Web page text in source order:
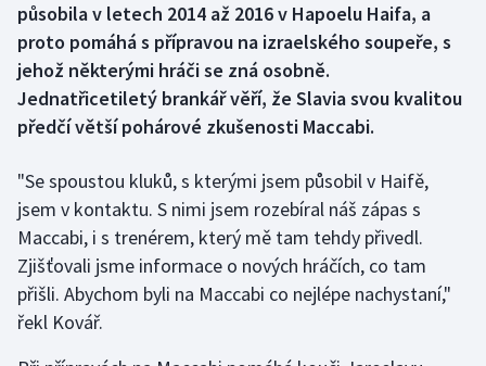
Dostihy
Florbal
Futsal
Golf
Gymnastika
Házená
působila v letech 2014 až 2016 v Hapoelu Haifa, a
proto pomáhá s přípravou na izraelského soupeře, s
jehož některými hráči se zná osobně.
Jednatřicetiletý brankář věří, že Slavia svou kvalitou
předčí větší pohárové zkušenosti Maccabi.
"Se spoustou kluků, s kterými jsem působil v Haifě,
jsem v kontaktu. S nimi jsem rozebíral náš zápas s
Maccabi, i s trenérem, který mě tam tehdy přivedl.
Zjišťovali jsme informace o nových hráčích, co tam
přišli. Abychom byli na Maccabi co nejlépe nachystaní,"
řekl Kovář.